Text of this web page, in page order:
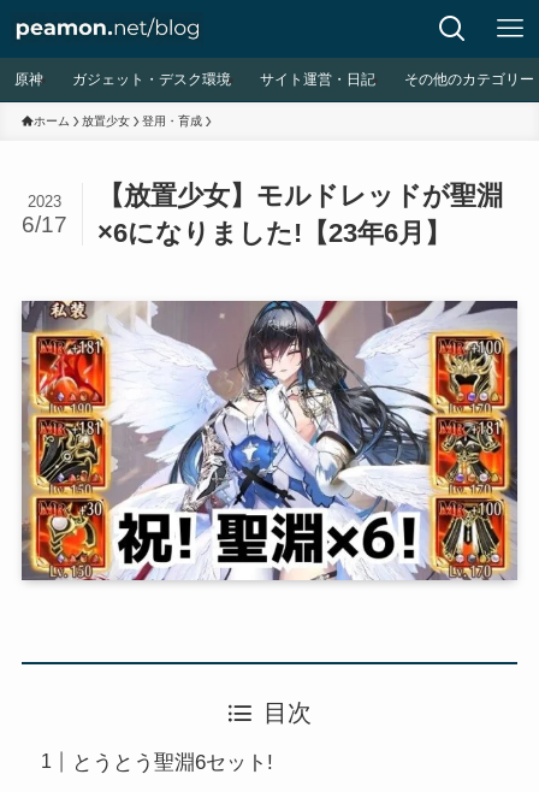
原神 ガジェット・デスク環境 サイト運営・日記 その他のカテゴリー
ホーム 放置少女 登用・育成
【放置少女】モルドレッドが聖淵
×6になりました!【23年6月】
2023
6/17
目次
とうとう聖淵6セット!